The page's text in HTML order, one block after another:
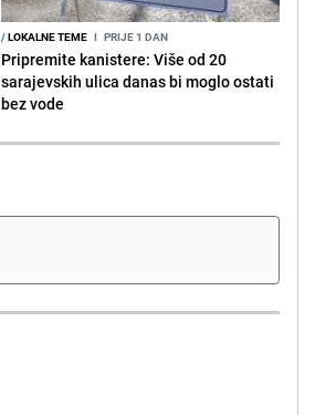
/LOKALNE TEME I PRIJE 1 DAN
Pripremite kanistere: Više od 20
sarajevskih ulica danas bi moglo ostati
bez vode